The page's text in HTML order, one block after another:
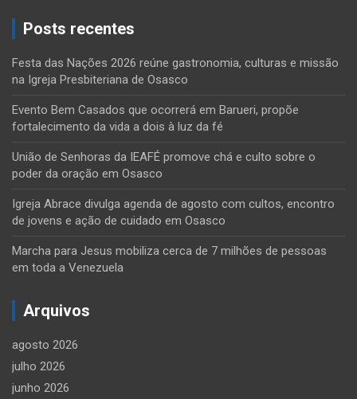
Posts recentes
Festa das Nações 2026 reúne gastronomia, culturas e missão
na Igreja Presbiteriana de Osasco
Evento Bem Casados que ocorrerá em Barueri, propõe
fortalecimento da vida a dois à luz da fé
União de Senhoras da IEAFÉ promove chá e culto sobre o
poder da oração em Osasco
Igreja Abrace divulga agenda de agosto com cultos, encontro
de jovens e ação de cuidado em Osasco
Marcha para Jesus mobiliza cerca de 7 milhões de pessoas
em toda a Venezuela
Arquivos
agosto 2026
julho 2026
junho 2026